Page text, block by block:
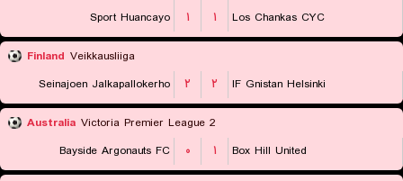
Sport Huancayo
۱ ۱ Los Chankas CYC
Finland Veikkausliiga
Seinajoen Jalkapallokerho
۲ ۲ IF Gnistan Helsinki
Australia Victoria Premier League 2
Bayside Argonauts FC
۰ ۱ Box Hill United